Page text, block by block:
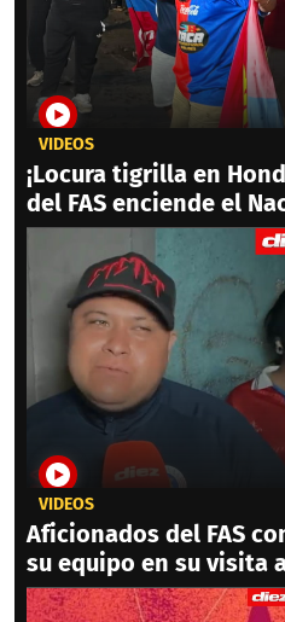
VIDEOS
¡Locura tigrilla en
del FAS enciende el
VIDEOS
Aficionados del FAS
su equipo en su visita